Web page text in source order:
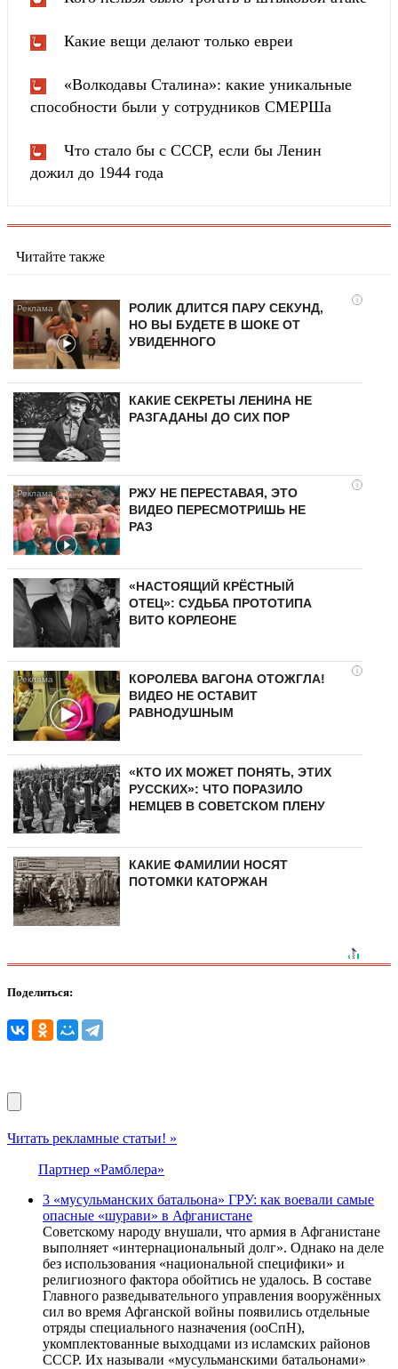
Какие вещи делают только евреи
«Волкодавы Сталина»: какие уникальные
способности были у сотрудников СМЕРШа
Что стало бы с СССР, если бы Ленин
дожил до 1944 года
Читайте также
i
РОЛИК ДЛИТСЯ ПАРУ СЕКУНД,
НО ВЫ БУДЕТЕ В ШОКЕ ОТ
УВИДЕННОГО
КАКИЕ СЕКРЕТЫ ЛЕНИНА НЕ
РАЗГАДАНЫ ДО СИХ ПОР
i
РЖУ НЕ ПЕРЕСТАВАЯ, ЭТО
ВИДЕО ПЕРЕСМОТРИШЬ НЕ
РАЗ
«НАСТОЯЩИЙ КРЁСТНЫЙ
ОТЕЦ»: СУДЬБА ПРОТОТИПА
ВИТО КОРЛЕОНЕ
i
КОРОЛЕВА ВАГОНА ОТОЖГЛА!
ВИДЕО НЕ ОСТАВИТ
РАВНОДУШНЫМ
«КТО ИХ МОЖЕТ ПОНЯТЬ, ЭТИХ
РУССКИХ»: ЧТО ПОРАЗИЛО
НЕМЦЕВ В СОВЕТСКОМ ПЛЕНУ
КАКИЕ ФАМИЛИИ НОСЯТ
ПОТОМКИ КАТОРЖАН
Поделиться:
Читать рекламные статьи! »
Партнер «Рамблера»
3 «мусульманских батальона» ГРУ: как воевали самые
опасные «шурави» в Афганистане
Советскому народу внушали, что армия в Афганистане
выполняет «интернациональный долг». Однако на деле
без использования «национальной специфики» и
религиозного фактора обойтись не удалось. В составе
Главного разведывательного управления вооружённых
сил во время Афганской войны появились отдельные
отряды специального назначения (ооСпН),
укомплектованные выходцами из исламских районов
СССР. Их называли «мусульманскими батальонами»